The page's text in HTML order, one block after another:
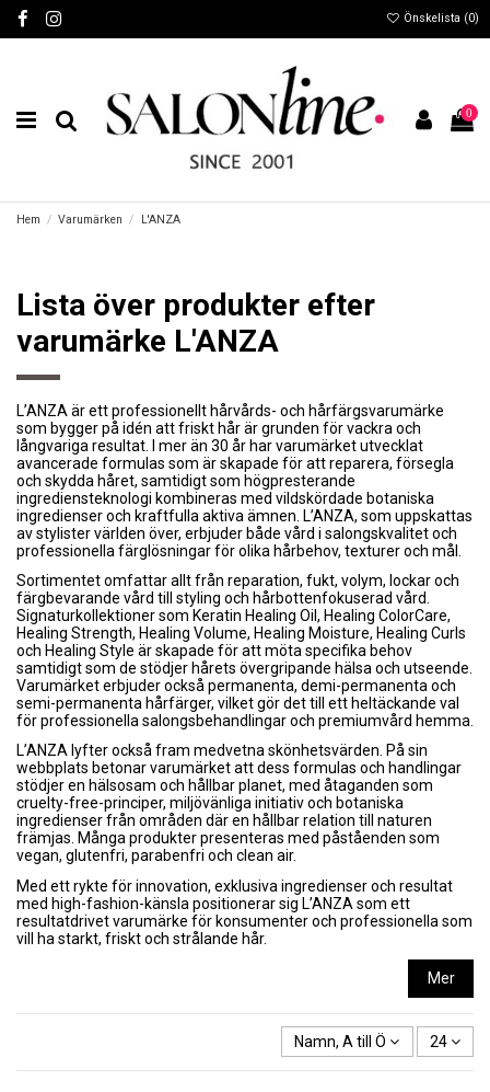
Önskelista (0)
0
Hem Varumärken L'ANZA
Lista över produkter efter
varumärke L'ANZA
L’ANZA är ett professionellt hårvårds- och hårfärgsvarumärke
som bygger på idén att friskt hår är grunden för vackra och
långvariga resultat. I mer än 30 år har varumärket utvecklat
avancerade formulas som är skapade för att reparera, försegla
och skydda håret, samtidigt som högpresterande
ingrediensteknologi kombineras med vildskördade botaniska
ingredienser och kraftfulla aktiva ämnen. L’ANZA, som uppskattas
av stylister världen över, erbjuder både vård i salongskvalitet och
professionella färglösningar för olika hårbehov, texturer och mål.
Sortimentet omfattar allt från reparation, fukt, volym, lockar och
färgbevarande vård till styling och hårbottenfokuserad vård.
Signaturkollektioner som Keratin Healing Oil, Healing ColorCare,
Healing Strength, Healing Volume, Healing Moisture, Healing Curls
och Healing Style är skapade för att möta specifika behov
samtidigt som de stödjer hårets övergripande hälsa och utseende.
Varumärket erbjuder också permanenta, demi-permanenta och
semi-permanenta hårfärger, vilket gör det till ett heltäckande val
för professionella salongsbehandlingar och premiumvård hemma.
L’ANZA lyfter också fram medvetna skönhetsvärden. På sin
webbplats betonar varumärket att dess formulas och handlingar
stödjer en hälsosam och hållbar planet, med åtaganden som
cruelty-free-principer, miljövänliga initiativ och botaniska
ingredienser från områden där en hållbar relation till naturen
främjas. Många produkter presenteras med påståenden som
vegan, glutenfri, parabenfri och clean air.
Med ett rykte för innovation, exklusiva ingredienser och resultat
med high-fashion-känsla positionerar sig L’ANZA som ett
resultatdrivet varumärke för konsumenter och professionella som
vill ha starkt, friskt och strålande hår.
Mer
Namn, A till Ö 24